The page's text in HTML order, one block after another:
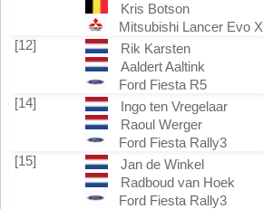
Kris Botson
Mitsubishi Lancer Evo X
[12]
Rik Karsten
Aaldert Aaltink
Ford Fiesta R5
[14]
Ingo ten Vregelaar
Raoul Werger
Ford Fiesta Rally3
[15]
Jan de Winkel
Radboud van Hoek
Ford Fiesta Rally3